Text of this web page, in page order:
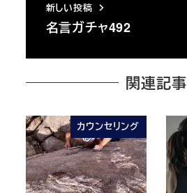
新しい投稿
名言ガチャ492
関連記事
カウンセリング